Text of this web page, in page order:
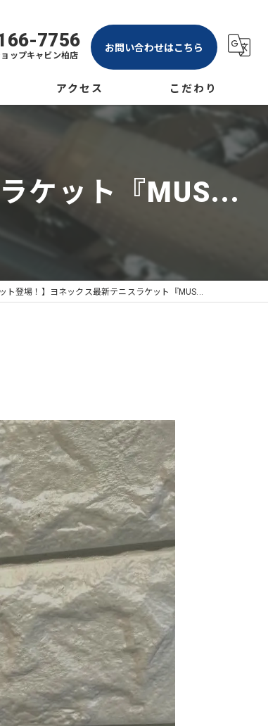
7756
ップキャビン柏店
お問い合わせはこちら
アクセス こだわり
バドミントン
ケット『MUS...
ト登場！】ヨネックス最新テニスラケット『MUS...